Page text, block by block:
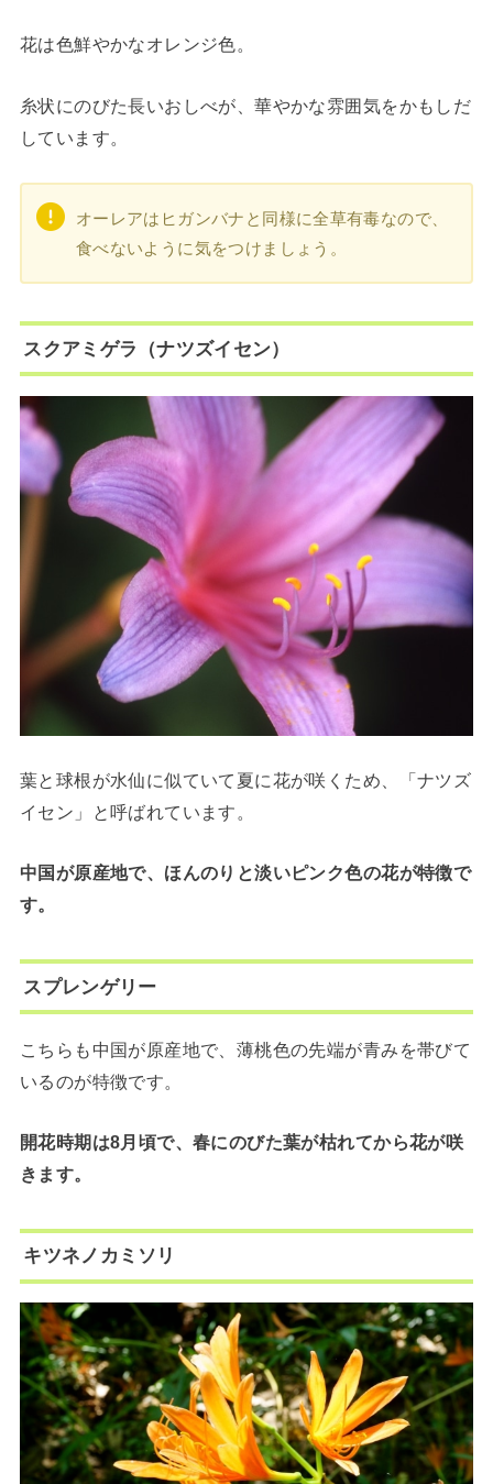
花は色鮮やかなオレンジ色。
糸状にのびた長いおしべが、華やかな雰囲気をかもしだ
しています。
オーレアはヒガンバナと同様に全草有毒なので、
食べないように気をつけましょう。
スクアミゲラ（ナツズイセン）
葉と球根が水仙に似ていて夏に花が咲くため、「ナツズ
イセン」と呼ばれています。
中国が原産地で、ほんのりと淡いピンク色の花が特徴で
す。
スプレンゲリー
こちらも中国が原産地で、薄桃色の先端が青みを帯びて
いるのが特徴です。
開花時期は8月頃で、春にのびた葉が枯れてから花が咲
きます。
キツネノカミソリ